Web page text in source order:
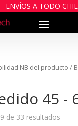
ENVÍOS A TODO
NB del producto /
45 -
de 33 resultados